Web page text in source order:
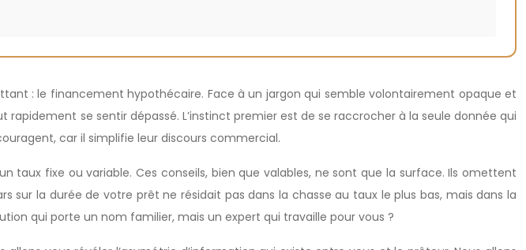
: le financement hypothécaire. Face à un jargon qui semble volontairement opaque et
se sentir dépassé. L’instinct premier est de se raccrocher à la seule donnée qui
car il simplifie leur discours commercial.
taux fixe ou variable. Ces conseils, bien que valables, ne sont que la surface. Ils omettent
sur la durée de votre prêt ne résidait pas dans la chasse au taux le plus bas, mais dans la
qui porte un nom familier, mais un expert qui travaille pour vous ?